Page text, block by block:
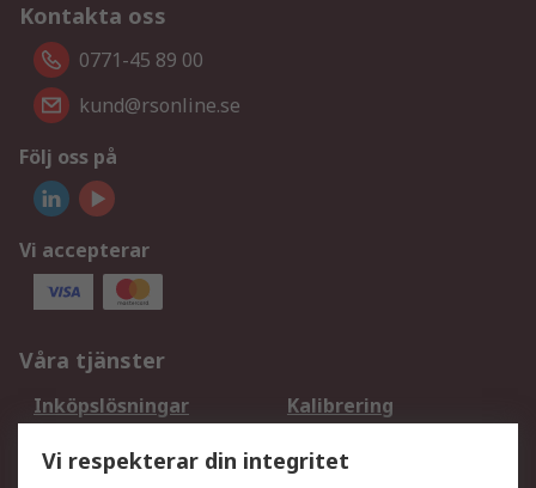
Kontakta oss
0771-45 89 00
kund@rsonline.se
Följ oss på
Vi accepterar
Våra tjänster
Inköpslösningar
Kalibrering
DesignSpark
Teknisk Support
Vi respekterar din integritet